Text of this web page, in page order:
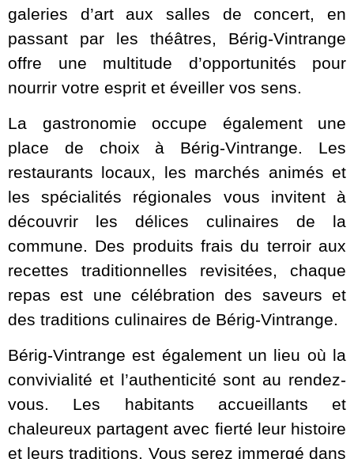
galeries d’art aux salles de concert, en
passant par les théâtres, Bérig-Vintrange
offre une multitude d’opportunités pour
nourrir votre esprit et éveiller vos sens.
La gastronomie occupe également une
place de choix à Bérig-Vintrange. Les
restaurants locaux, les marchés animés et
les spécialités régionales vous invitent à
découvrir les délices culinaires de la
commune. Des produits frais du terroir aux
recettes traditionnelles revisitées, chaque
repas est une célébration des saveurs et
des traditions culinaires de Bérig-Vintrange.
Bérig-Vintrange est également un lieu où la
convivialité et l’authenticité sont au rendez-
vous. Les habitants accueillants et
chaleureux partagent avec fierté leur histoire
et leurs traditions. Vous serez immergé dans